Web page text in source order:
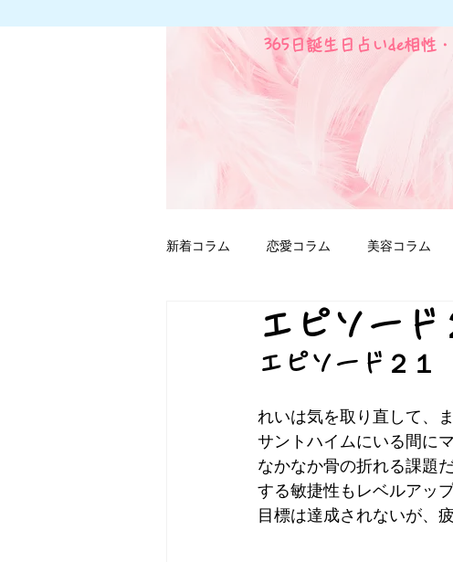
365日誕生日占いde相性
新着コラム 恋愛コラム 美容コラム
ファンタジー用語エピソー
エピソード２１
れいは気を取り直して、
サントハイムにいる間に
なかなか骨の折れる課題
する敏捷性もレベルアッ
目標は達成されないが、